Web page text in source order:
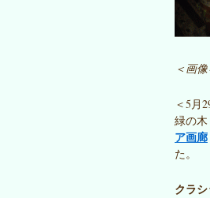
＜画
＜5月
緑の
ア画廊
た。
クラ